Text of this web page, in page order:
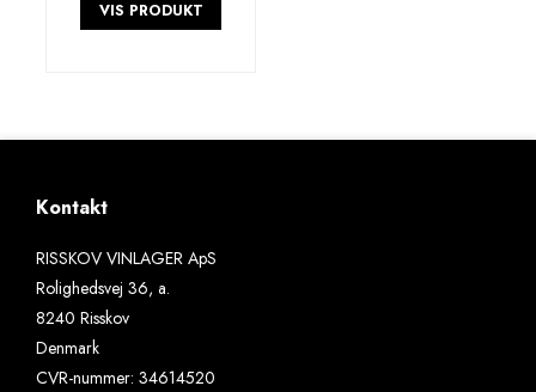
VIS PRODUKT
Kontakt
RISSKOV VINLAGER ApS
Rolighedsvej 36, a.
8240 Risskov
Denmark
CVR-nummer: 34614520